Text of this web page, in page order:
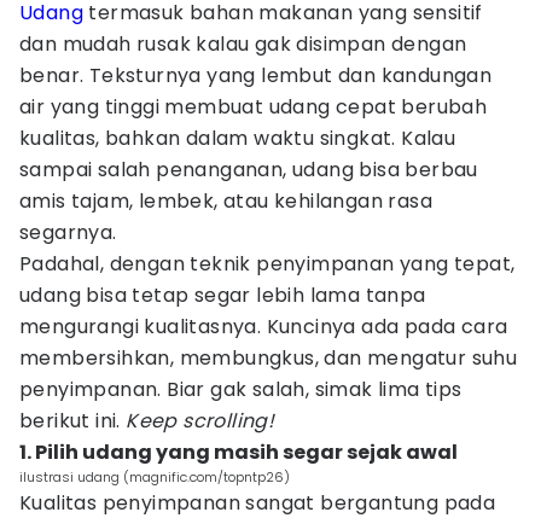
Udang termasuk bahan makanan yang sensitif
dan mudah rusak kalau gak disimpan dengan
benar. Teksturnya yang lembut dan kandungan
air yang tinggi membuat udang cepat berubah
kualitas, bahkan dalam waktu singkat. Kalau
sampai salah penanganan, udang bisa berbau
amis tajam, lembek, atau kehilangan rasa
segarnya.
Padahal, dengan teknik penyimpanan yang tepat,
udang bisa tetap segar lebih lama tanpa
mengurangi kualitasnya. Kuncinya ada pada cara
membersihkan, membungkus, dan mengatur suhu
penyimpanan. Biar gak salah, simak lima tips
berikut ini. Keep scrolling!
1. Pilih udang yang masih segar sejak awal
ilustrasi udang (magnific.com/topntp26)
Kualitas penyimpanan sangat bergantung pada